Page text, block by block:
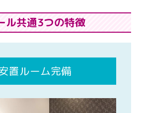
ル共通3つの特徴
置ルーム完備